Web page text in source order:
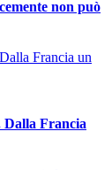
non può
Dalla Francia